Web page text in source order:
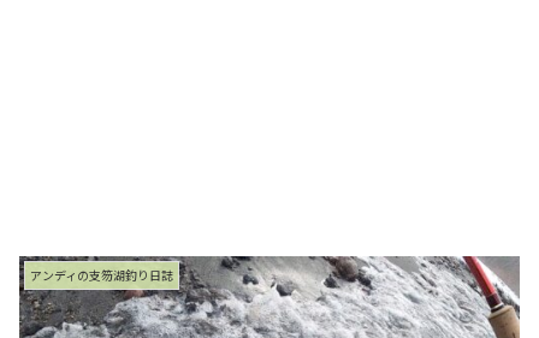
アンディの支笏湖釣り日誌